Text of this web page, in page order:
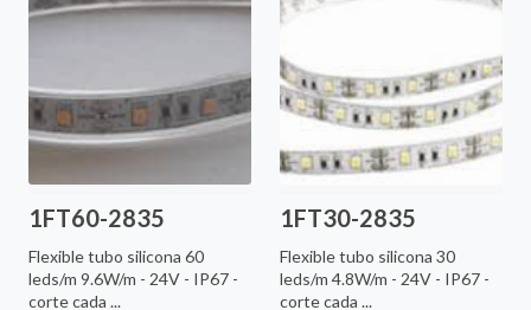
1FT60-2835
Flexible tubo silicona 60
leds/m 9.6W/m - 24V - IP67 -
corte cada ...
1FT30-2835
Flexible tubo silicona 30
leds/m 4.8W/m - 24V - IP67 -
corte cada ...